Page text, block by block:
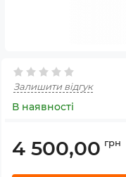
Залишити відгук
В наявності
4 500,00 грн